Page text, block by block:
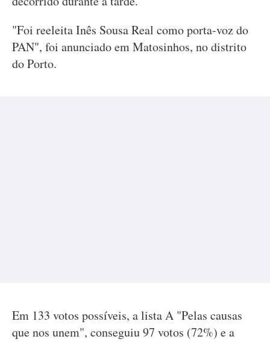
"Foi reeleita Inês Sousa Real como porta-voz do
PAN", foi anunciado em Matosinhos, no distrito
do Porto.
Em 133 votos possíveis, a lista A "Pelas causas
que nos unem", conseguiu 97 votos (72%) e a